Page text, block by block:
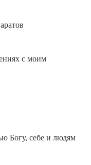
с моим
Богу, себе и людям